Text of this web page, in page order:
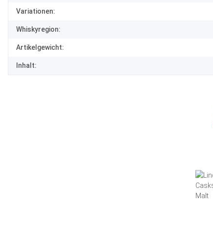
Variationen:
Whiskyregion:
Artikelgewicht:
Inhalt: